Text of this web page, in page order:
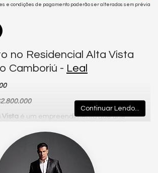
e condições de pagamento poderão ser alterados sem prévia
no Residencial Alta Vista
Camboriú - Leal
Vista é um empreendimento que une
Camboriú. Situado na
ao tradicional
Passeio San Miguel
minutos da praia, supermercados,
e diversos serviços essenciais para o
Continuar Lendo...